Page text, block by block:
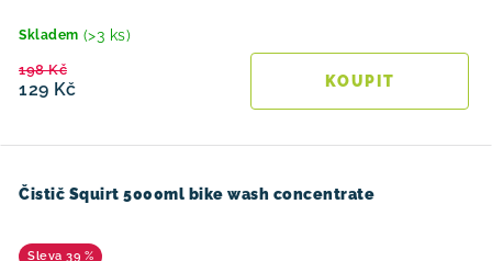
Skladem (>3 ks)
129 Kč
198 Kč
Čistič Squirt 5000ml bike wash concentrate
39 %